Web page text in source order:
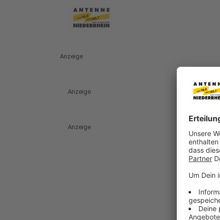
Anzeige
Anzeige
Anzeige